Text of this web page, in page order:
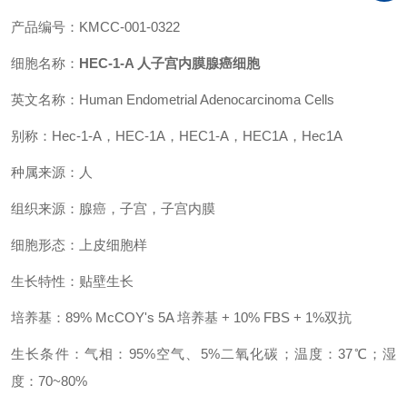
产品编号：KMCC-001-0322
细胞名称： HEC-1-A 人子宫内膜腺癌细胞
英文名称：Human Endometrial Adenocarcinoma Cells
别称：Hec-1-A，HEC-1A，HEC1-A，HEC1A，Hec1A
种属来源：人
组织来源：腺癌，子宫，子宫内膜
细胞形态：上皮细胞样
生长特性：贴壁生长
培养基：89% McCOY's 5A 培养基 + 10% FBS + 1%双抗
生长条件：气相：95%空气、5%二氧化碳；温度：37℃；湿
度：70~80%